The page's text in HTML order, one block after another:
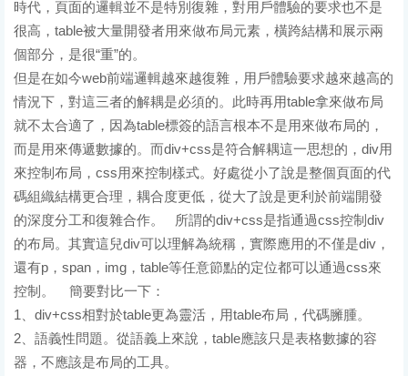
時代，頁面的邏輯並不是特別復雜，對用戶體驗的要求也不是
很高，table被大量開發者用來做布局元素，橫跨結構和展示兩
個部分，是很“重”的。
但是在如今web前端邏輯越來越復雜，用戶體驗要求越來越高的
情況下，對這三者的解耦是必須的。此時再用table拿來做布局
就不太合適了，因為table標簽的語言根本不是用來做布局的，
而是用來傳遞數據的。而div+css是符合解耦這一思想的，div用
來控制布局，css用來控制樣式。好處從小了說是整個頁面的代
碼組織結構更合理，耦合度更低，從大了說是更利於前端開發
的深度分工和復雜合作。 所謂的div+css是指通過css控制div
的布局。其實這兒div可以理解為統稱，實際應用的不僅是div，
還有p，span，img，table等任意節點的定位都可以通過css來
控制。 簡要對比一下：
1、div+css相對於table更為靈活，用table布局，代碼臃腫。
2、語義性問題。從語義上來說，table應該只是表格數據的容
器，不應該是布局的工具。